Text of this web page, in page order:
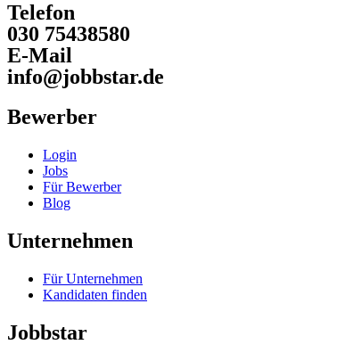
Telefon
030 75438580
E-Mail
info@jobbstar.de
Bewerber
Login
Jobs
Für Bewerber
Blog
Unternehmen
Für Unternehmen
Kandidaten finden
Jobbstar